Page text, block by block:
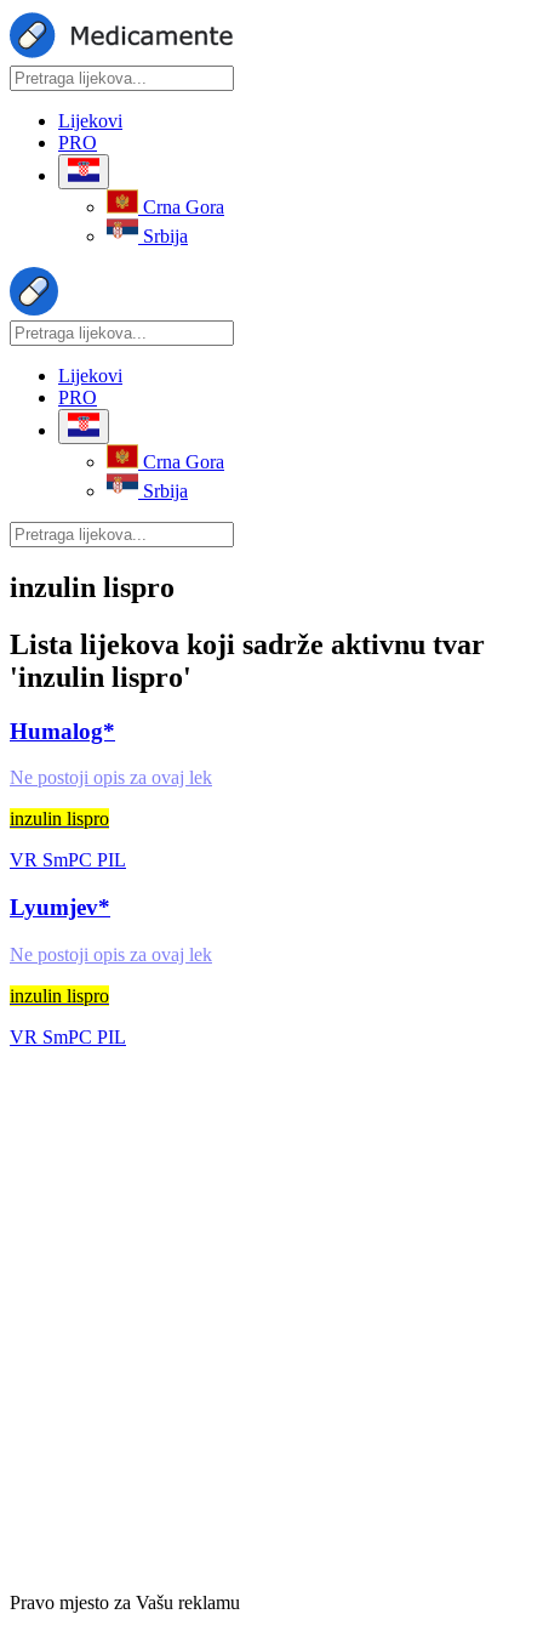
Lijekovi
PRO
Crna Gora
Srbija
Lijekovi
PRO
Crna Gora
Srbija
inzulin lispro
Lista lijekova koji sadrže aktivnu tvar
'inzulin lispro'
Humalog*
Ne postoji opis za ovaj lek
inzulin lispro
VR SmPC PIL
Lyumjev*
Ne postoji opis za ovaj lek
inzulin lispro
VR SmPC PIL
Pravo mjesto za Vašu reklamu